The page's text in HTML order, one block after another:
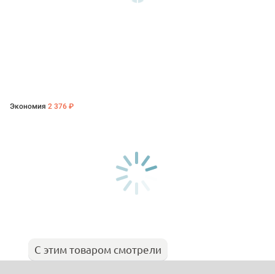
Экономия 2 376 ₽
С этим товаром смотрели